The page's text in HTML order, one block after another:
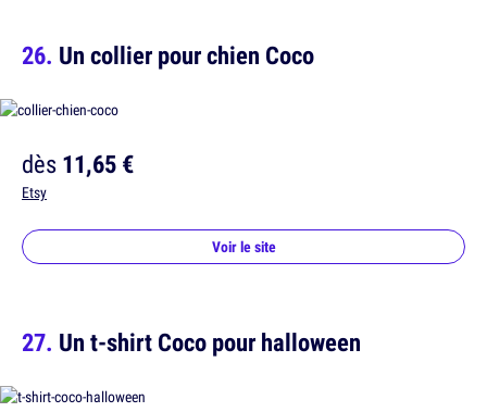
Un collier pour chien Coco
dès11,65 €
Etsy
Voir le site
Un t-shirt Coco pour halloween